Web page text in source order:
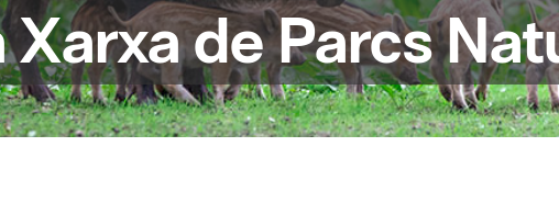
Xarxa de Parcs